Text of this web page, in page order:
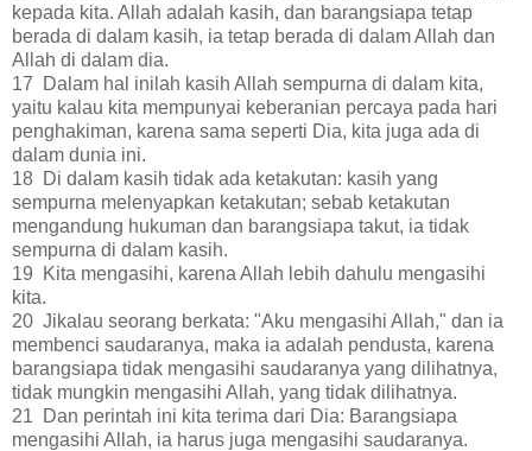
kepada kita. Allah adalah kasih, dan barangsiapa tetap
berada di dalam kasih, ia tetap berada di dalam Allah dan
Allah di dalam dia.
17 Dalam hal inilah kasih Allah sempurna di dalam kita,
yaitu kalau kita mempunyai keberanian percaya pada hari
penghakiman, karena sama seperti Dia, kita juga ada di
dalam dunia ini.
18 Di dalam kasih tidak ada ketakutan: kasih yang
sempurna melenyapkan ketakutan; sebab ketakutan
mengandung hukuman dan barangsiapa takut, ia tidak
sempurna di dalam kasih.
19 Kita mengasihi, karena Allah lebih dahulu mengasihi
kita.
20 Jikalau seorang berkata: "Aku mengasihi Allah," dan ia
membenci saudaranya, maka ia adalah pendusta, karena
barangsiapa tidak mengasihi saudaranya yang dilihatnya,
tidak mungkin mengasihi Allah, yang tidak dilihatnya.
21 Dan perintah ini kita terima dari Dia: Barangsiapa
mengasihi Allah, ia harus juga mengasihi saudaranya.